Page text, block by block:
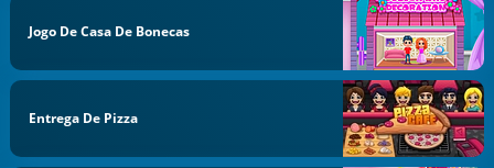
Jogo De Casa De Bonecas
Entrega De Pizza